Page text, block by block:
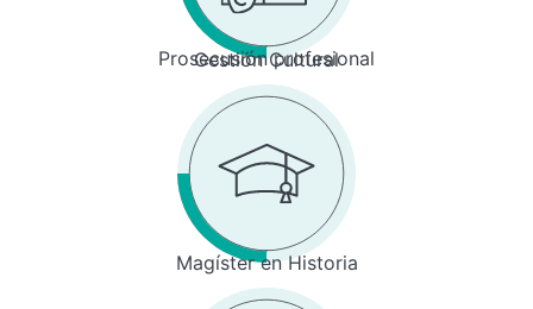
Prosecusión profesional
Gestión Cultural
Magíster en Historia